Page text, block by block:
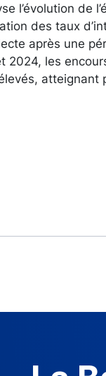
l’évolution de
des taux
après une
2024, les
atteignant